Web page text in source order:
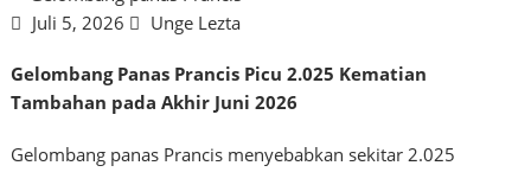
Juli 5, 2026 Unge Lezta
Gelombang Panas Prancis Picu 2.025 Kematian
Tambahan pada Akhir Juni 2026
Gelombang panas Prancis menyebabkan sekitar 2.025